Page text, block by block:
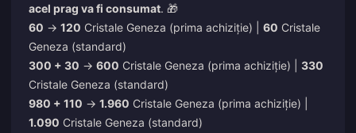
acel prag va fi consumat. 🎁
60 → 120 Cristale Geneza (prima achiziție) | 60 Cristale
Geneza (standard)
300 + 30 → 600 Cristale Geneza (prima achiziție) | 330
Cristale Geneza (standard)
980 + 110 → 1.960 Cristale Geneza (prima achiziție) |
1.090 Cristale Geneza (standard)